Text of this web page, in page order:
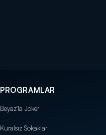
PROGRAMLAR
Beyaz'la Joker
Kuralsız Sokaklar